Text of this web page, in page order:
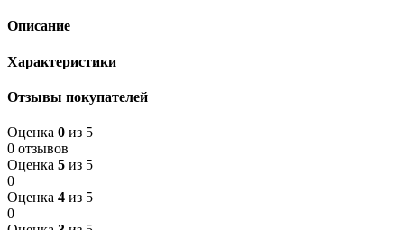
Описание
Характеристики
Отзывы покупателей
Оценка 0 из 5
0 отзывов
Оценка 5 из 5
0
Оценка 4 из 5
0